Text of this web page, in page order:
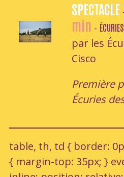
SPECTACLE
min -
par les
Cisco
Première
Écuries
table, th, td { border:
{ margin-top: 35px; }